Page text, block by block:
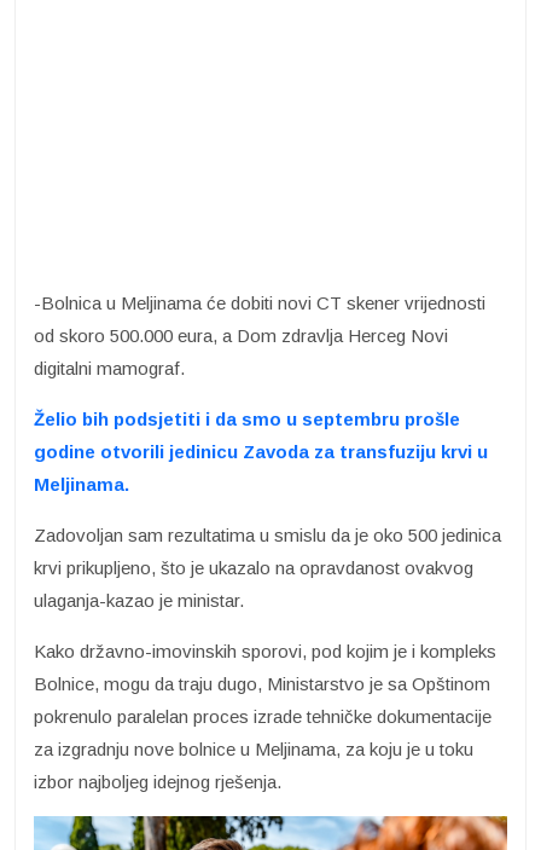
-Bolnica u Meljinama će dobiti novi CT skener vrijednosti
od skoro 500.000 eura, a Dom zdravlja Herceg Novi
digitalni mamograf.
Želio bih podsjetiti i da smo u septembru prošle
godine otvorili jedinicu Zavoda za transfuziju krvi u
Meljinama.
Zadovoljan sam rezultatima u smislu da je oko 500 jedinica
krvi prikupljeno, što je ukazalo na opravdanost ovakvog
ulaganja-kazao je ministar.
Kako državno-imovinskih sporovi, pod kojim je i kompleks
Bolnice, mogu da traju dugo, Ministarstvo je sa Opštinom
pokrenulo paralelan proces izrade tehničke dokumentacije
za izgradnju nove bolnice u Meljinama, za koju je u toku
izbor najboljeg idejnog rješenja.